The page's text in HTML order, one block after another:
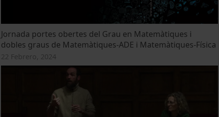
Jornada portes obertes del Grau en Matemàtiques i
dobles graus de Matemàtiques-ADE i Matemàtiques-Física
22 Febrero, 2024